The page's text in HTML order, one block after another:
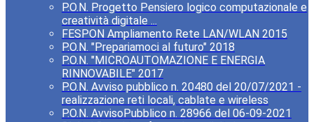
P.O.N. Progetto Pensiero logico computazionale e
creatività digitale ...
FESPON Ampliamento Rete LAN/WLAN 2015
P.O.N. "Prepariamoci al futuro" 2018
P.O.N. "MICROAUTOMAZIONE E ENERGIA
RINNOVABILE" 2017
P.O.N. Avviso pubblico n. 20480 del 20/07/2021 -
realizzazione reti locali, cablate e wireless
P.O.N. AvvisoPubblico n. 28966 del 06-09-2021